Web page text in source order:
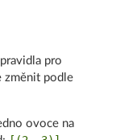
pro
změnit podle
ovoce na